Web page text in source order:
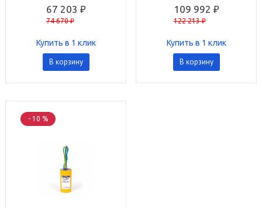
67 203 ₽
74 670 ₽
Купить в 1 клик
В корзину
109 992 ₽
122 213 ₽
Купить в 1 клик
В корзину
- 10 %